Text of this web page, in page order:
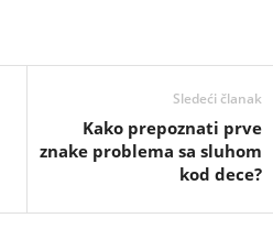
Sledeći članak
Kako prepoznati prve
znake problema sa sluhom
kod dece?